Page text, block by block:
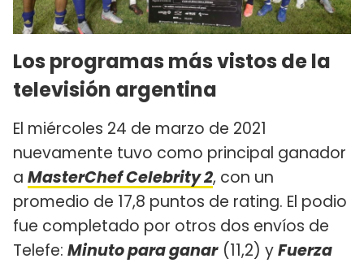
Los programas más vistos de la
televisión argentina
El miércoles 24 de marzo de 2021
nuevamente tuvo como principal ganador
a MasterChef Celebrity 2, con un
promedio de 17,8 puntos de rating. El podio
fue completado por otros dos envíos de
Telefe: Minuto para ganar (11,2) yFuerza